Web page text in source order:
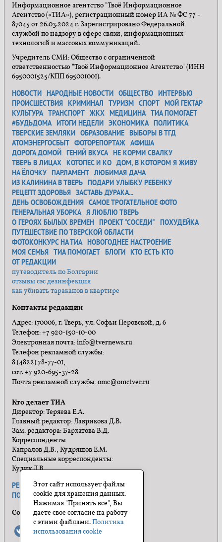
Информационное агентство "Твоё Информационное
Агентство («ТИА»), регистрационный номер ИА № ФС 77 -
87045 от 26.03.2024 г. Зарегистрировано Федеральной
службой по надзору в сфере связи, информационных
технологий и массовых коммуникаций.
Учредитель СМИ: Общество с ограниченной
ответственностью "Твоё Информационное Агентство" (ИНН
6950001525/КПП 695001001).
НОВОСТИ НАРОДНЫЕ НОВОСТИ ОБЩЕСТВО
ИНТЕРВЬЮ
ПРОИСШЕСТВИЯ
КРИМИНАЛ ТУРИЗМ СПОРТ
МОЙ ГЕКТАР
КУЛЬТУРА ТРАНСПОРТ ЖКХ МЕДИЦИНА ТИА ПОМОГАЕТ
#БУДЬДОМА
ИТОГИ НЕДЕЛИ ЭКОНОМИКА
ПОЛИТИКА
ТВЕРСКИЕ ЗЕМЛЯКИ
ОБРАЗОВАНИЕ
ВЫБОРЫ В ТГД
АТОМЭНЕРГОСБЫТ ФОТОРЕПОРТАЖ АФИША
ДОРОГА ДОМОЙ
ГЕНИЙ ВКУСА
НЕ КОРМИ СВАЛКУ
ТВЕРЬ В ЛИЦАХ
КОТОПЕС И КО ДОМ, В КОТОРОМ Я ЖИВУ
НА ЁЛОЧКУ
ПАРЛАМЕНТ ЛЮБИМАЯ ДАЧА
ИЗ КАЛИНИНА В ТВЕРЬ
ПОДАРИ УЛЫБКУ РЕБЕНКУ
РЕЦЕПТ ЗДОРОВЬЯ
ЗАСТАВЬ ДУРАКА...
ДЕНЬ ОСВОБОЖДЕНИЯ
САМОЕ ТРОГАТЕЛЬНОЕ ФОТО
ГЕНЕРАЛЬНАЯ УБОРКА Я ЛЮБЛЮ ТВЕРЬ
О ГЕРОЯХ БЫЛЫХ ВРЕМЕН
ПРОЕКТ "СОСЕДИ"
ПОХУДЕЙКА
ПУТЕШЕСТВИЕ ПО ТВЕРСКОЙ ОБЛАСТИ
ФОТОКОНКУРС НА ТИА
НОВОГОДНЕЕ НАСТРОЕНИЕ
МОЯ СЕМЬЯ
ТИА ПОМОГАЕТ БЛОГИ
КТО ЕСТЬ КТО
ОТ РЕДАКЦИИ
путеводитель по Болгарии
отзывы сэс дезинфекция
как убивать тараканов в квартире
Контакты редакции
Адрес: 170006, г. Тверь, ул. Софьи Перовской, д. 6
Телефон: +7 920-150-10-00
Электронная почта: info@tvernews.ru
Телефон рекламной службы:
8 (4822) 78-77-01,
сот. +7 920-695-37-28
Почта рекламной службы: omc@omctver.ru
Кто делает ТИА
Директор: Теряева Е.А.
Главный редактор: Лаврикова Д.В.
Зам. редактора: Бархатова В.Д.
Корреспонденты:
Капралов Д.В., Кудряшов Е.М.
Специальные корреспонденты:
Кулик Л.В.
РЕКЛАМА ПРАВИЛА САЙТА
ПОЛИТИКА КОНФИДЕНЦИАЛЬНОСТИ
Социальные сети
Этот сайт использует файлы
cookie для хранения данных.
Нажимая "Принять все", Вы
даете свое согласие на работу
с этими файлами.Политика
использования cookie